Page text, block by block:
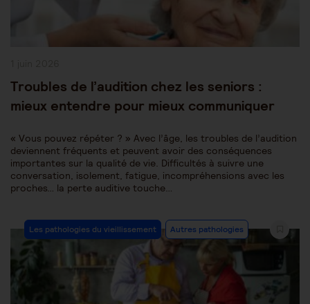
Troubles de l’audition chez les seniors :
mieux entendre pour mieux communiquer
« Vous pouvez répéter ? » Avec l’âge, les troubles de l’audition
deviennent fréquents et peuvent avoir des conséquences
importantes sur la qualité de vie. Difficultés à suivre une
conversation, isolement, fatigue, incompréhensions avec les
proches… la perte auditive touche…
Post
Category:
Les pathologies du vieillissement Autres pathologies